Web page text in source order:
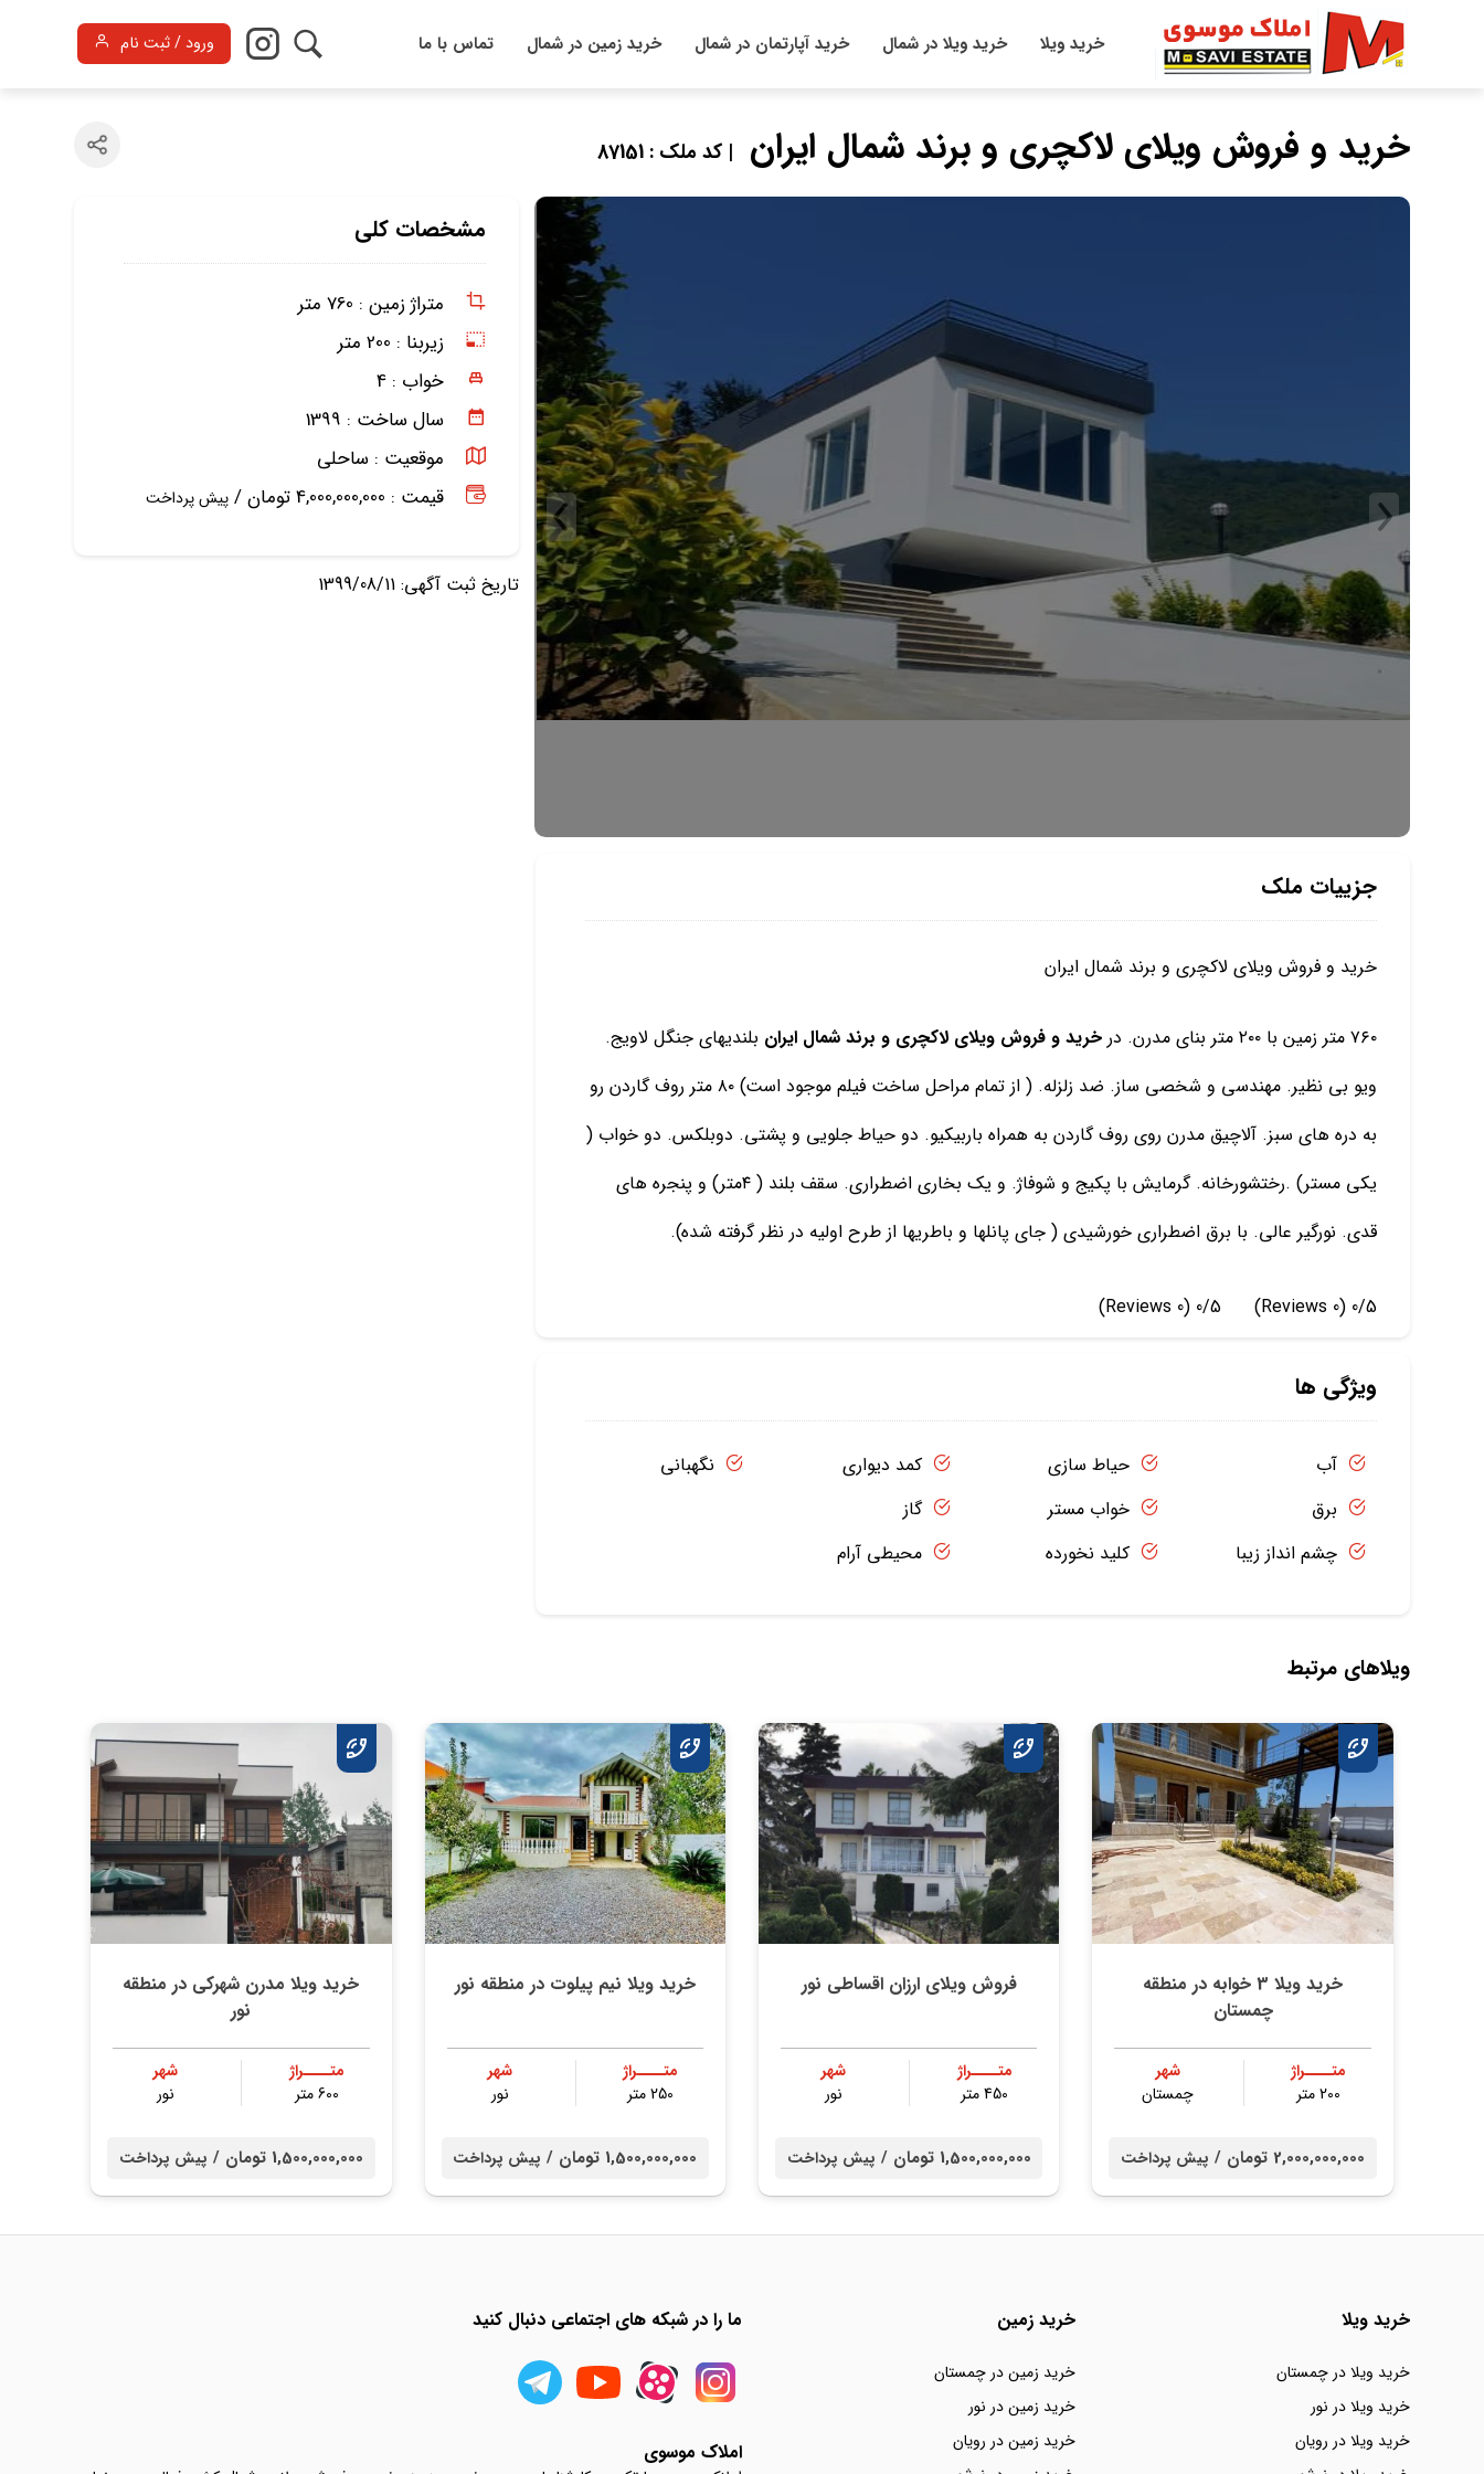
خرید ویلا خرید ویلا در شمال خرید آپارتمان در شمال خرید زمین در شمال تماس با ما ورود / ثبت نام
خرید و فروش ویلای لاکچری و برند شمال ایران | کد ملک : 87151
مشخصات کلی
متراژ زمین : 760 متر
زیربنا : 200 متر
خواب : 4
سال ساخت : 1399
موقعیت : ساحلی
قیمت : 4,000,000,000 تومان /
پیش پرداخت
تاریخ ثبت آگهی: 1399/08/11
جزییات ملک
خرید و فروش ویلای لاکچری و برند شمال ایران
۷۶۰ متر زمین با ۲۰۰ متر بنای مدرن. در خرید و فروش ویلای لاکچری و برند شمال ایران بلندیهای جنگل لاویج.
ویو بی نظیر. مهندسی و شخصی ساز. ضد زلزله. ( از تمام مراحل ساخت فیلم موجود است) ۸۰ متر روف گاردن رو
به دره های سبز. آلاچیق مدرن روی روف گاردن به همراه باربیکیو. دو حیاط جلویی و پشتی. دوبلکس. دو خواب (
یکی مستر) .رختشورخانه. گرمایش با پکیج و شوفاژ. و یک بخاری اضطراری. سقف بلند ( ۴متر) و پنجره های
قدی. نورگیر عالی. با برق اضطراری خورشیدی ( جای پانلها و باطریها از طرح اولیه در نظر گرفته شده).
0/5
(0 Reviews)
0/5
(0 Reviews)
ویژگی ها
آب
برق
چشم انداز زیبا
حیاط سازی
خواب مستر
کلید نخورده
کمد دیواری
گاز
محیطی آرام
نگهبانی
ویلاهای مرتبط
خرید ویلا 3 خوابه در منطقه
چمستان
متــــراژ
200 متر
شهر
چمستان
2,000,000,000 تومان / پیش پرداخت
فروش ویلای ارزان اقساطی نور
متــــراژ
450 متر
شهر
نور
1,500,000,000 تومان / پیش پرداخت
خرید ویلا نیم پیلوت در منطقه نور
متــــراژ
250 متر
شهر
نور
1,500,000,000 تومان / پیش پرداخت
خرید ویلا مدرن شهرکی در منطقه
نور
متــــراژ
600 متر
شهر
نور
1,500,000,000 تومان / پیش پرداخت
خرید ویلا
خرید ویلا در چمستان
خرید ویلا در نور
خرید ویلا در رویان
خرید زمین
خرید زمین در چمستان
خرید زمین در نور
خرید زمین در رویان
ما را در شبکه های اجتماعی دنبال کنید
املاک موسوی